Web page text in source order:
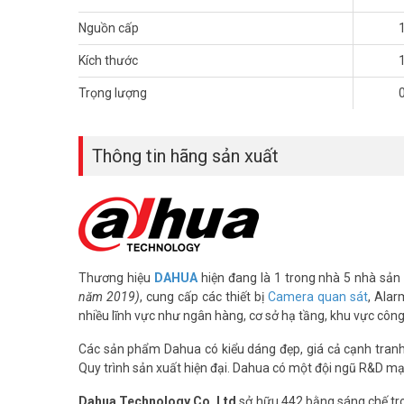
– Hỗ trợ khe thẻ Micro SD (dung lượng đến 512GB)
– Hỗ trợ tên miền miễn phí Smartddns, auto register, giao
– 01 cổng LAN, ONVIF (Profile S & Profile G & Profile T)
– Tiêu chuẩn IP66 và chống sét lan truyền 2000 TVS
– Nguồn cấp: 12 VDC, 1A ± 10% PoE (802.3af) (Không
– Kích thước: 153.5 mm × Φ129.3 mm
– Trọng lượng: 0.8kg
– Xuất xứ: Trung Quốc
– Bảo hành: 36 tháng
Các câu hỏi thường gặp về DAHUA
Camera có tự động xoay theo người
Có. Camera tích hợp AI Auto-Tracking, tự động phát hiện
Công nghệ WizColor ban đêm có gì
Khác hoàn toàn camera hồng ngoại thông thường.
chi tiết trang phục, phương tiện.
Nguồn cấp
Kích thước
Trọng lượng
Thông tin hãng sản xuất
Thương hiệu DAHUAhiện đang là 1 trong nhà 5 nhà
năm 2019), cung cấp các thiết bị Camera quan sát,
nhiều lĩnh vực như ngân hàng, cơ sở hạ tầng, khu vực công
Các sản phẩm Dahua có kiểu dáng đẹp, giá cả cạnh
Quy trình sản xuất hiện đại. Dahua có một đội ngũ R&D
Dahua Technology Co. Ltd sở hữu 442 bằng sáng chế